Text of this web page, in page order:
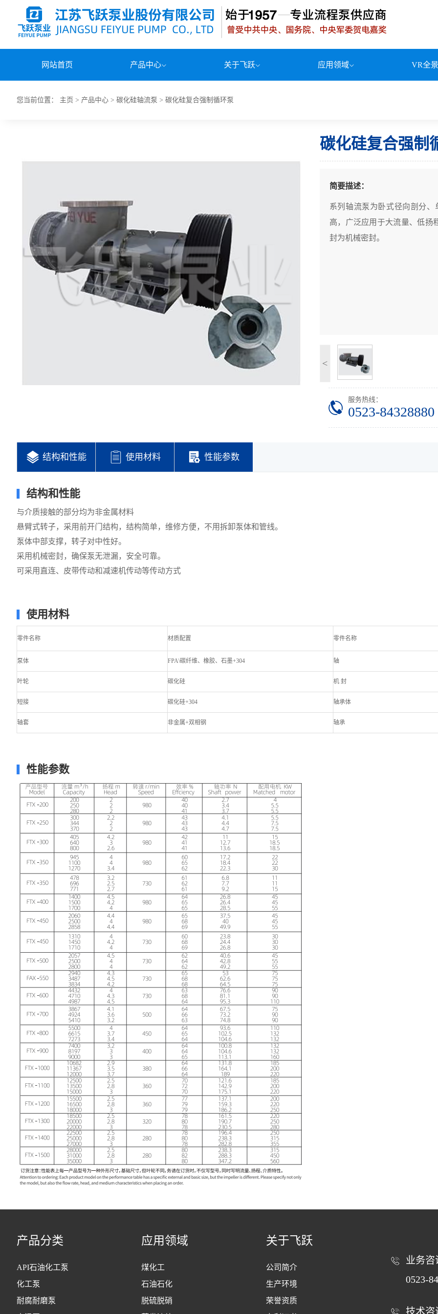
网站首页 产品中心 关于飞跃 应用领域 VR全景
您当前位置： 主页 > 产品中心> 碳化硅轴流泵 > 碳化硅复合强制循环泵
碳化硅复合强制
简要描述：
系列轴流泵为卧式径向剖分
高，广泛应用于大流量、低扬
封为机械密封。
<
服务热线：
0523-84328880
结构和性能 使用材料 性能参数
结构和性能
与介质接触的部分均为非金属材料
悬臂式转子，采用前开门结构，结构简单，维修方便，不用拆卸泵体和管线。
泵体中部支撑，转子对中性好。
采用机械密封，确保泵无泄漏，安全可靠。
可采用直连、皮带传动和减速机传动等传动方式
使用材料
零件名称 材质配置 零件名称
泵体 FPA\碳纤维、橡胶、石墨+304 轴
叶轮 碳化硅 机 封
短接 碳化硅+304 轴承体
轴套 非金属+双相钢 轴承
性能参数
产品分类
API石油化工泵
化工泵
耐腐耐磨泵
应用领域
煤化工
石油石化
脱硫脱硝
关于飞跃
公司简介
生产环境
荣誉资质
业务咨
0523-
技术咨